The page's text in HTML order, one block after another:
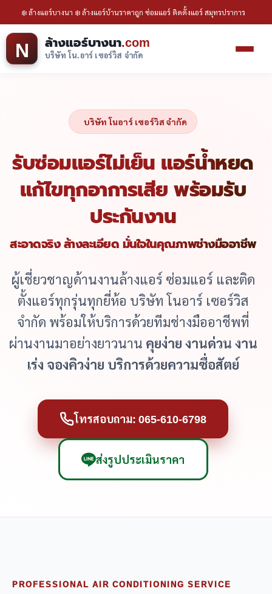
❄️ ล้างแอร์บางนา ❄️ ล้างแอร์บ้านราคาถูก ซ่อมแอร์ ติดตั้งแอร์ สมุทรปราการ
N ล้างแอร์บางนา.com
บริษัท โน.อาร์ เซอร์วิส จำกัด
บริษัท โนอาร์ เซอร์วิส จำกัด
รับซ่อมแอร์ไม่เย็น แอร์น้ำหยด
แก้ไขทุกอาการเสีย พร้อมรับ
ประกันงาน
สะอาดจริง ล้างละเอียด มั่นใจในคุณภาพช่างมืออาชีพ
ผู้เชี่ยวชาญด้านงานล้างแอร์ ซ่อมแอร์ และติด
ตั้งแอร์ทุกรุ่นทุกยี่ห้อ บริษัท โนอาร์ เซอร์วิส
จำกัด พร้อมให้บริการด้วยทีมช่างมืออาชีพที่
ผ่านงานมาอย่างยาวนาน คุยง่าย งานด่วน งาน
เร่ง จองคิวง่าย บริการด้วยความซื่อสัตย์
โทรสอบถาม: 065-610-6798
ส่งรูปประเมินราคา
PROFESSIONAL AIR CONDITIONING SERVICE